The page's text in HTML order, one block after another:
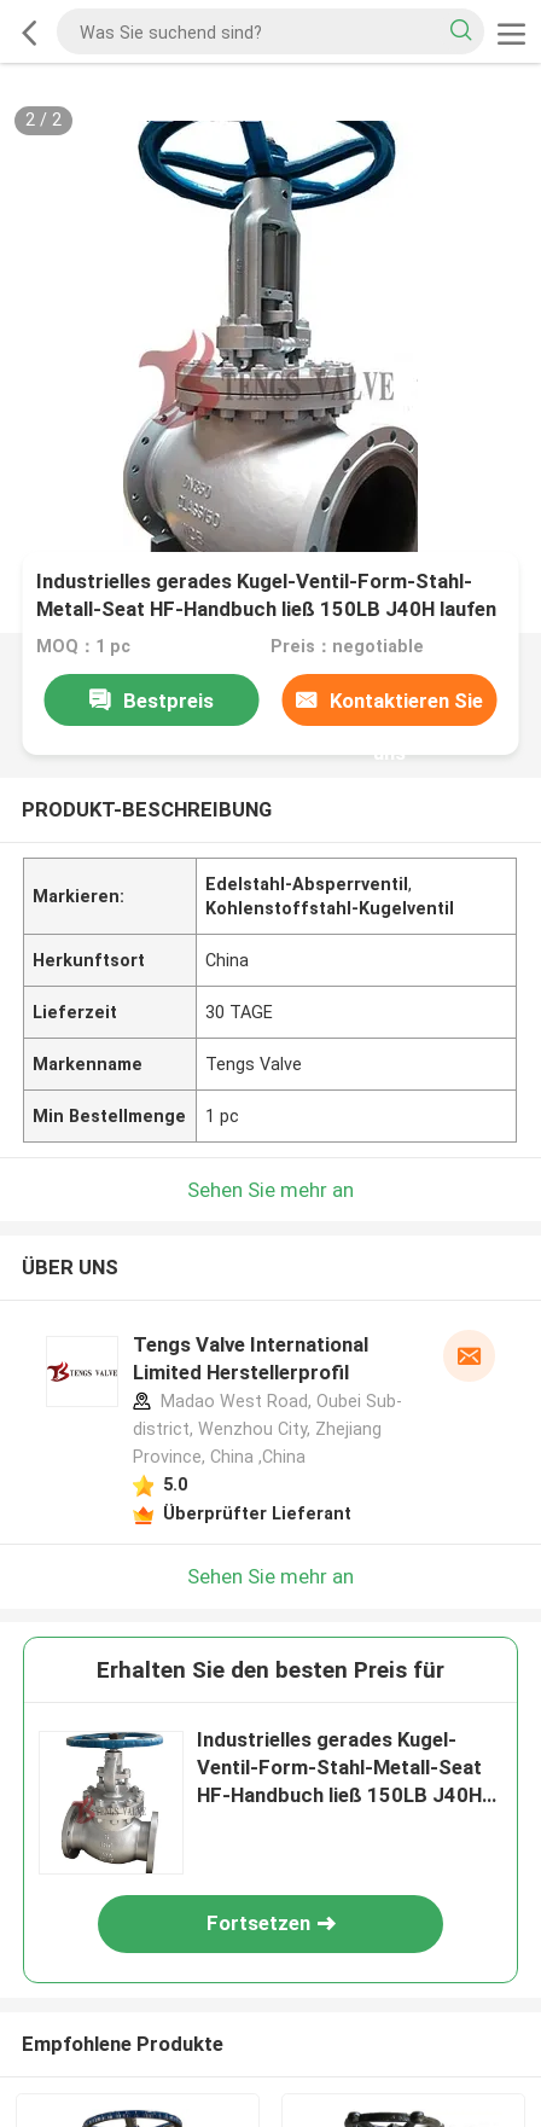
2/ 2
Industrielles gerades Kugel-Ventil-Form-Stahl-
Metall-Seat HF-Handbuch ließ 150LB J40H laufen
MOQ：1 pc Preis：negotiable
Bestpreis Kontaktieren Sie
uns
PRODUKT-BESCHREIBUNG
Markieren:
Edelstahl-Absperrventil,
Kohlenstoffstahl-Kugelventil
Herkunftsort China
Lieferzeit 30 TAGE
Markenname Tengs Valve
Min Bestellmenge 1 pc
Sehen Sie mehr an
ÜBER UNS
Tengs Valve International
Limited Herstellerprofil
Madao West Road, Oubei Sub-
district, Wenzhou City, Zhejiang
Province, China ,China
5.0
Überprüfter Lieferant
Sehen Sie mehr an
Erhalten Sie den besten Preis für
Industrielles gerades Kugel-
Ventil-Form-Stahl-Metall-Seat
HF-Handbuch ließ 150LB J40H
Fortsetzen
Empfohlene Produkte